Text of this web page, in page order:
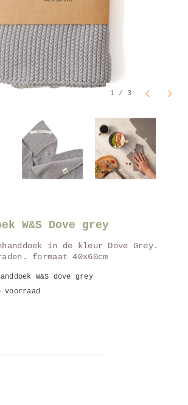
1 / 3
W&S Dove grey
in de kleur Dove Grey.
formaat 40x60cm
W&S dove grey
voorraad